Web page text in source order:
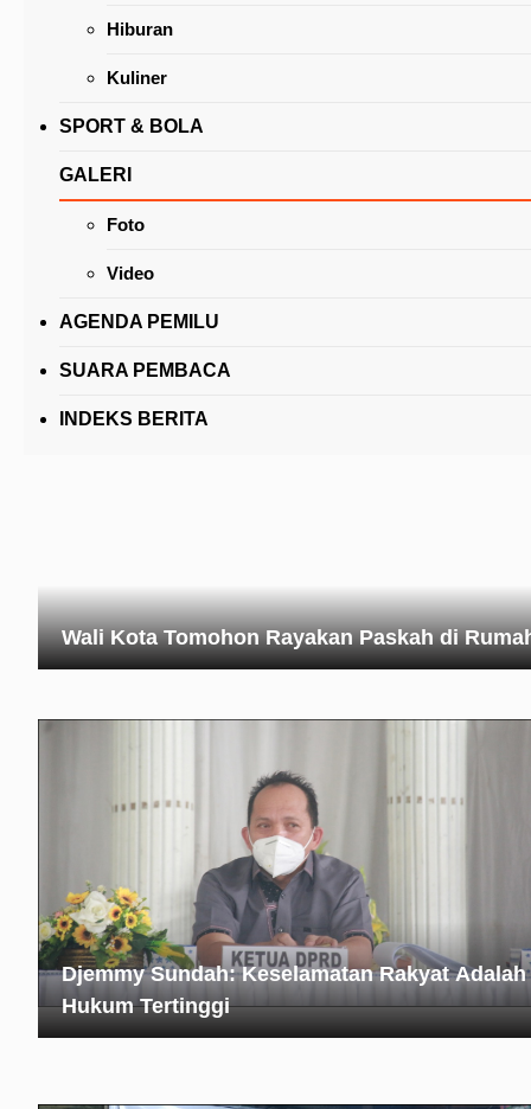
Hiburan
Kuliner
SPORT & BOLA
GALERI
Foto
Video
AGENDA PEMILU
SUARA PEMBACA
INDEKS BERITA
Caroll Senduk Sebut Segera Tindaklanjuti
dan Harapan Presiden
Wali Kota Tomohon Rayakan Paskah di
Djemmy Sundah: Keselamatan Rakyat Adalah
Hukum Tertinggi